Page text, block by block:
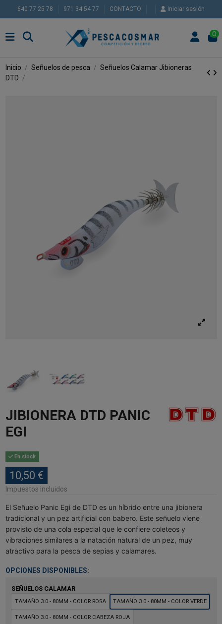
640 77 25 78 971 34 54 77 CONTACTO Iniciar sesión
0
Inicio Señuelos de pesca Señuelos Calamar Jibioneras
DTD
JIBIONERA DTD PANIC
EGI
En stock
10,50 €
Impuestos incluidos
El Señuelo Panic Egi de DTD es un híbrido entre una jibionera
tradicional y un pez artificial con babero. Este señuelo viene
provisto de una cola especial que le confiere coleteos y
vibraciones similares a la natación natural de un pez, muy
atractivo para la pesca de sepias y calamares.
OPCIONES DISPONIBLES:
SEÑUELOS CALAMAR
TAMAÑO 3.0 - 80MM - COLOR ROSA TAMAÑO 3.0 - 80MM - COLOR VERDE
TAMAÑO 3.0 - 80MM - COLOR CABEZA ROJA